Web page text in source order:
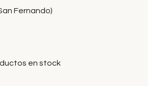
Fernando)
en stock